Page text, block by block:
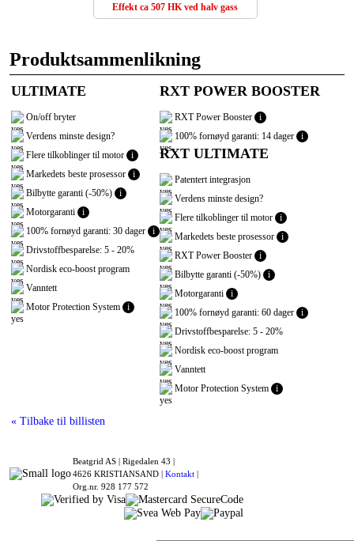
Effekt ca 507 HK ved halv gass
Produktsammenlikning
ULTIMATE
On/off bryter
Verdens minste design?
Flere tilkoblinger til motor
i
Markedets beste prosessor
i
Bilbytte garanti (-50%)
i
Motorgaranti
i
100% fornøyd garanti: 30 dager
i
Drivstoffbesparelse: 5 - 20%
Nordisk eco-boost program
Vanntett
Motor Protection System
i
RXT POWER BOOSTER
RXT Power Booster
i
100% fornøyd garanti: 14 dager
i
RXT ULTIMATE
Patentert integrasjon
Verdens minste design?
Flere tilkoblinger til motor
i
Markedets beste prosessor
i
RXT Power Booster
i
Bilbytte garanti (-50%)
i
Motorgaranti
i
100% fornøyd garanti: 60 dager
i
Drivstoffbesparelse: 5 - 20%
Nordisk eco-boost program
Vanntett
Motor Protection System
i
« Tilbake til billisten
Beatgrid AS |
Rigedalen 43 |
4626 KRISTIANSAND |
Kontakt
Org.nr. 928 177 572